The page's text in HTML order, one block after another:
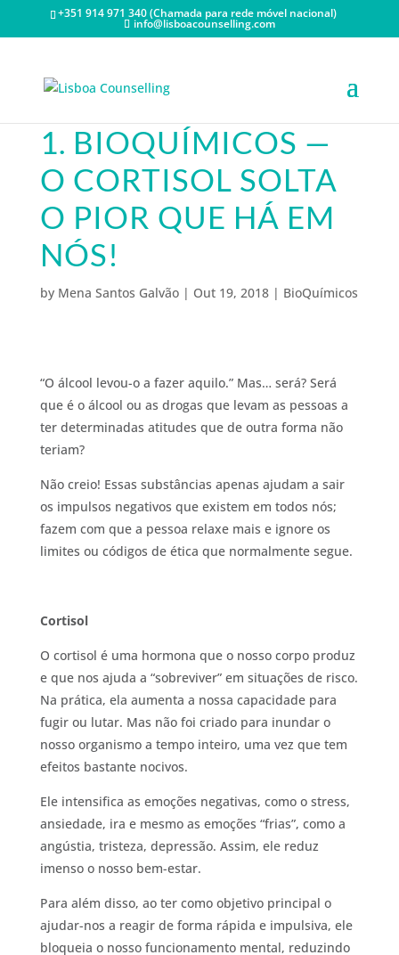
+351 914 971 340 (Chamada para rede móvel nacional)
info@lisboacounselling.com
1. BIOQUÍMICOS —
O CORTISOL SOLTA
O PIOR QUE HÁ EM
NÓS!
by Mena Santos Galvão| Out 19, 2018| BioQuímicos
“O álcool levou-o a fazer aquilo.” Mas… será? Será
que é o álcool ou as drogas que levam as pessoas a
ter determinadas atitudes que de outra forma não
teriam?
Não creio! Essas substâncias apenas ajudam a sair
os impulsos negativos que existem em todos nós;
fazem com que a pessoa relaxe mais e ignore os
limites ou códigos de ética que normalmente segue.
Cortisol
O cortisol é uma hormona que o nosso corpo produz
e que nos ajuda a “sobreviver” em situações de risco.
Na prática, ela aumenta a nossa capacidade para
fugir ou lutar. Mas não foi criado para inundar o
nosso organismo a tempo inteiro, uma vez que tem
efeitos bastante nocivos.
Ele intensifica as emoções negativas, como o stress,
ansiedade, ira e mesmo as emoções “frias”, como a
angústia, tristeza, depressão. Assim, ele reduz
imenso o nosso bem-estar.
Para além disso, ao ter como objetivo principal o
ajudar-nos a reagir de forma rápida e impulsiva, ele
bloqueia o nosso funcionamento mental, reduzindo